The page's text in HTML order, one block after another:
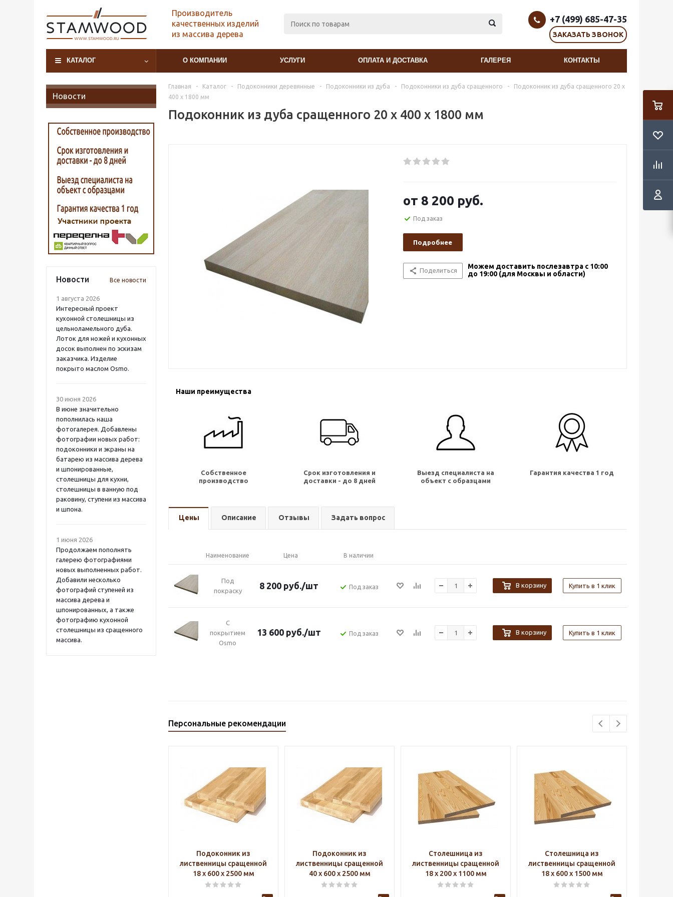
Производитель
качественных изделий
из массива дерева
+7 (499) 685-47-35
ЗАКАЗАТЬ ЗВОНОК
КАТАЛОГ О КОМПАНИИ УСЛУГИ ОПЛАТА И ДОСТАВКА ГАЛЕРЕЯ КОНТАКТЫ
Новости
Новости Все новости
1 августа 2026
Интересный проект
кухонной столешницы из
цельноламельного дуба.
Лоток для ножей и кухонных
досок выполнен по эскизам
заказчика. Изделие
покрыто маслом Osmo.
30 июня 2026
В июне значительно
пополнилась наша
фотогалерея. Добавлены
фотографии новых работ:
подоконники и экраны на
батарею из массива дерева
и шпонированные,
столешницы для кухни,
столешницы в ванную под
раковину, ступени из массива
и шпона.
1 июня 2026
Продолжаем пополнять
галерею фотографиями
новых выполненных работ.
Добавили несколько
фотографий ступеней из
массива дерева и
шпонированных, а также
фотографию кухонной
столешницы из сращенного
массива.
Главная - Каталог - Подоконники деревянные - Подоконники из дуба - Подоконники из дуба сращенного -
Подоконник из дуба сращенного 20 х
400 х 1800 мм
Подоконник из дуба сращенного 20 х 400 х 1800 мм
от 8 200 руб.
Под заказ
Подробнее
Поделиться
Можем доставить послезавтра с 10:00
до 19:00 (для Москвы и области)
Наши преимущества
Собственное
производство
Срок изготовления и
доставки - до 8 дней
Выезд специалиста на
объект с образцами
Гарантия качества 1 год
Цены Описание Отзывы Задать вопрос
Наименование Цена В наличии
Под
покраску
8 200 руб./шт Под заказ В корзину Купить в 1 клик
С
покрытием
Osmo
13 600 руб./шт Под заказ В корзину Купить в 1 клик
Персональные рекомендации
Подоконник из
лиственницы сращенной
18 х 600 х 2500 мм
Подоконник из
лиственницы сращенной
40 х 600 х 2500 мм
Столешница из
лиственницы сращенной
18 х 200 х 1100 мм
Столешница из
лиственницы сращенной
18 х 600 х 1500 мм